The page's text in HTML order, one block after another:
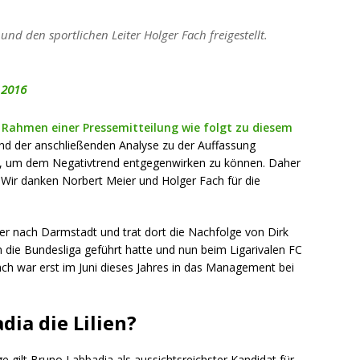
den sportlichen Leiter Holger Fach freigestellt.
einer Pressemitteilung wie folgt zu diesem
der anschließenden Analyse zu der Auffassung
dem Negativtrend entgegenwirken zu können. Daher
danken Norbert Meier und Holger Fach für die
nach Darmstadt und trat dort die Nachfolge von Dirk
Bundesliga geführt hatte und nun beim Ligarivalen FC
war erst im Juni dieses Jahres in das Management bei
die Lilien?